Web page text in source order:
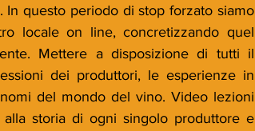
questo periodo di stop forzato siamo
locale on line, concretizzando quel
Mettere a disposizione di tutti il
dei produttori, le esperienze in
del mondo del vino. Video lezioni
storia di ogni singolo produttore e